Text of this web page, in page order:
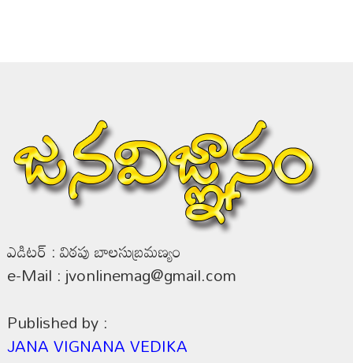
ఎడిటర్ : విఠపు బాలసుబ్రమణ్యం
e-Mail : jvonlinemag@gmail.com
Published by :
JANA VIGNANA VEDIKA